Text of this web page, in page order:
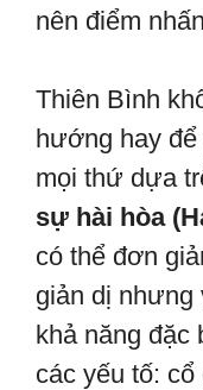
nên điểm
Thiên Bình
hướng hay
mọi thứ dựa
sự hài hòa
có thể đơn
giản dị nhưng
khả năng đặc
các yếu tố: